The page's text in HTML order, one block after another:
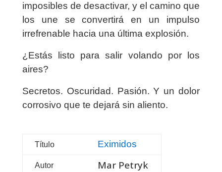
imposibles de desactivar, y el camino que
los une se convertirá en un impulso
irrefrenable hacia una última explosión.
¿Estás listo para salir volando por los
aires?
Secretos. Oscuridad. Pasión. Y un dolor
corrosivo que te dejará sin aliento.
Título Eximidos
Autor Mar Petryk